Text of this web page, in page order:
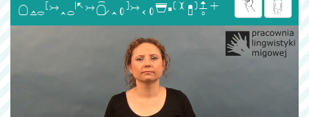
